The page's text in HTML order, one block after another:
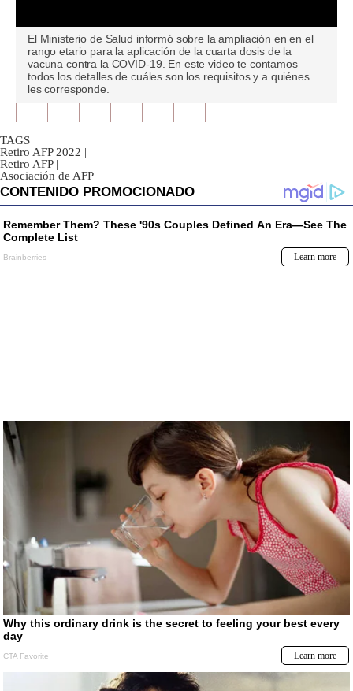
seconds
seconds
El Ministerio de Salud informó sobre la ampliación en en el
rango etario para la aplicación de la cuarta dosis de la
vacuna contra la COVID-19. En este video te contamos
todos los detalles de cuáles son los requisitos y a quiénes
les corresponde.
TAGS
Retiro AFP 2022 |
Retiro AFP |
Asociación de AFP